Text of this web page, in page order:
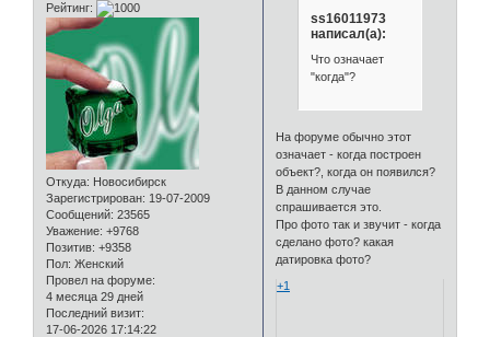
Рейтинг:
Откуда: Новосибирск
Зарегистрирован: 19-07-2009
Сообщений: 23565
Уважение: +9768
Позитив: +9358
Пол: Женский
Провел на форуме:
4 месяца 29 дней
Последний визит:
17-06-2026 17:14:22
ss16011973
написал(а):
Что означает
"когда"?
На форуме обычно этот
означает - когда построен
объект?, когда он появился?
В данном случае
спрашивается это.
Про фото так и звучит - когда
сделано фото? какая
датировка фото?
+1